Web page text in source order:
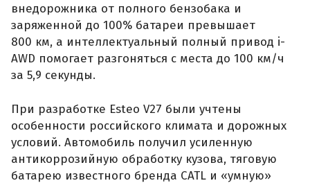
внедорожника от полного бензобака и
заряженной до 100% батареи превышает
800 км, а интеллектуальный полный привод i-
AWD помогает разгоняться с места до 100 км/ч
за 5,9 секунды.
При разработке Esteo V27 были учтены
особенности российского климата и дорожных
условий. Автомобиль получил усиленную
антикоррозийную обработку кузова, тяговую
батарею известного бренда CATL и «умную»